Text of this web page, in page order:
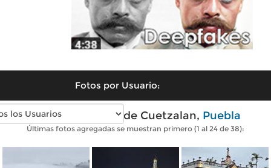
Fotos por Usuario:
Fotos modernas de Cuetzalan, Puebla
Últimas fotos agregadas se muestran primero (1 al 24 de 38):